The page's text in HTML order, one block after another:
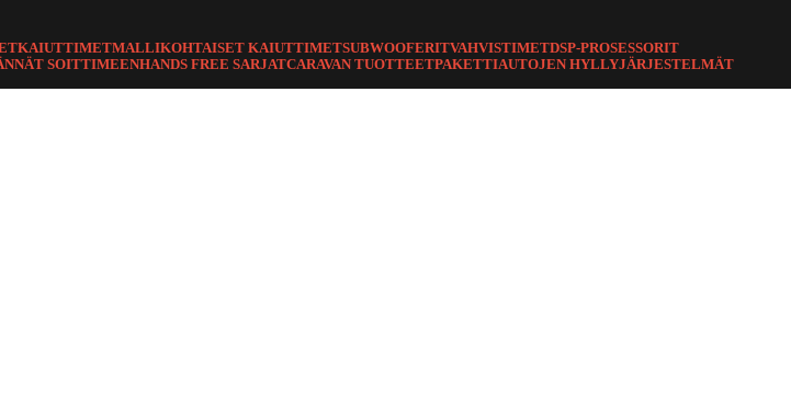
KAIUTTIMETMALLIKOHTAISET KAIUTTIMETSUBWOOFERITVAHVISTIMETDSP-PROSESSORIT
SOITTIMEENHANDS FREE SARJATCARAVAN TUOTTEETPAKETTIAUTOJEN HYLLYJÄRJESTELMÄT